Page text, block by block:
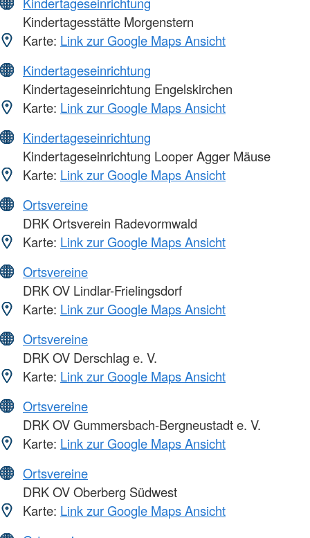
Kindertagesstätte Morgenstern
Karte: Link zur Google Maps Ansicht
Kindertageseinrichtung
Kindertageseinrichtung Engelskirchen
Karte: Link zur Google Maps Ansicht
Kindertageseinrichtung
Kindertageseinrichtung Looper Agger Mäuse
Karte: Link zur Google Maps Ansicht
Ortsvereine
DRK Ortsverein Radevormwald
Karte: Link zur Google Maps Ansicht
Ortsvereine
DRK OV Lindlar-Frielingsdorf
Karte: Link zur Google Maps Ansicht
Ortsvereine
DRK OV Derschlag e. V.
Karte: Link zur Google Maps Ansicht
Ortsvereine
DRK OV Gummersbach-Bergneustadt e. V.
Karte: Link zur Google Maps Ansicht
Ortsvereine
DRK OV Oberberg Südwest
Karte: Link zur Google Maps Ansicht